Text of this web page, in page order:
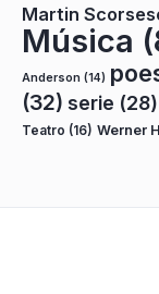
Martin
Música
Anderson (14)
(32) serie (28)
Teatro (16) Werner